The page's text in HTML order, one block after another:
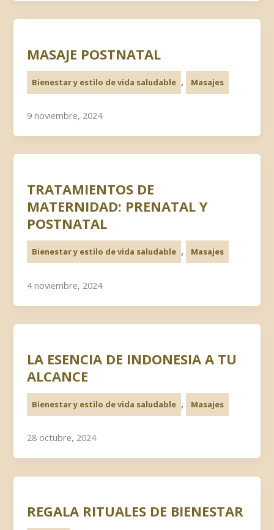
MASAJE POSTNATAL
Bienestar y estilo de vida saludable , Masajes
9 noviembre, 2024
TRATAMIENTOS DE
MATERNIDAD: PRENATAL Y
POSTNATAL
Bienestar y estilo de vida saludable , Masajes
4 noviembre, 2024
LA ESENCIA DE INDONESIA A TU
ALCANCE
Bienestar y estilo de vida saludable , Masajes
28 octubre, 2024
REGALA RITUALES DE BIENESTAR